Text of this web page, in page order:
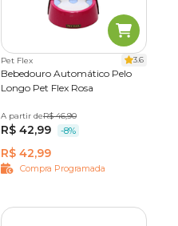
Pet Flex 3.6
Bebedouro Automático Pelo
Longo Pet Flex Rosa
1,8 L
A partir deR$ 46,90
R$ 42,99 -8%
R$ 42,99
Compra Programada